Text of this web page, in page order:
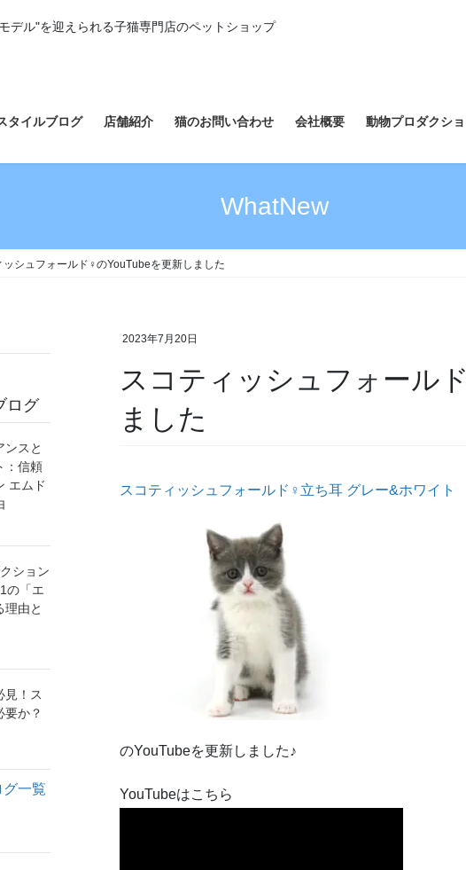
デル"を迎えられる子猫専門店のペットショップ
タイルブログ 店舗紹介 猫のお問い合わせ 会社概要 動物プロダクシ
WhatNew
ッシュフォールド♀のYouTubeを更新しました
2023年7月20日
スコティッシュフォール
ました
スコティッシュフォールド♀立ち耳 グレー&ホワイト
のYouTubeを更新しました♪
YouTubeはこちら
ログ
ンスと
：信頼
エムド
ション
の「エ
理由と
見！ス
要か？
一覧